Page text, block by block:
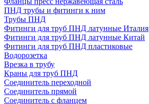
ПНД трубы и фитинги к ним
Трубы ПНД
Фитинги для труб ПНД латунные Италия
Фитинги для труб ПНД латунные Китай
Фитинги для труб ПНД пластиковые
Водорозетка
Врезка в трубу
Краны для труб ПНД
Соединитель переходной
Соединитель прямой
Соединитель с фланцем